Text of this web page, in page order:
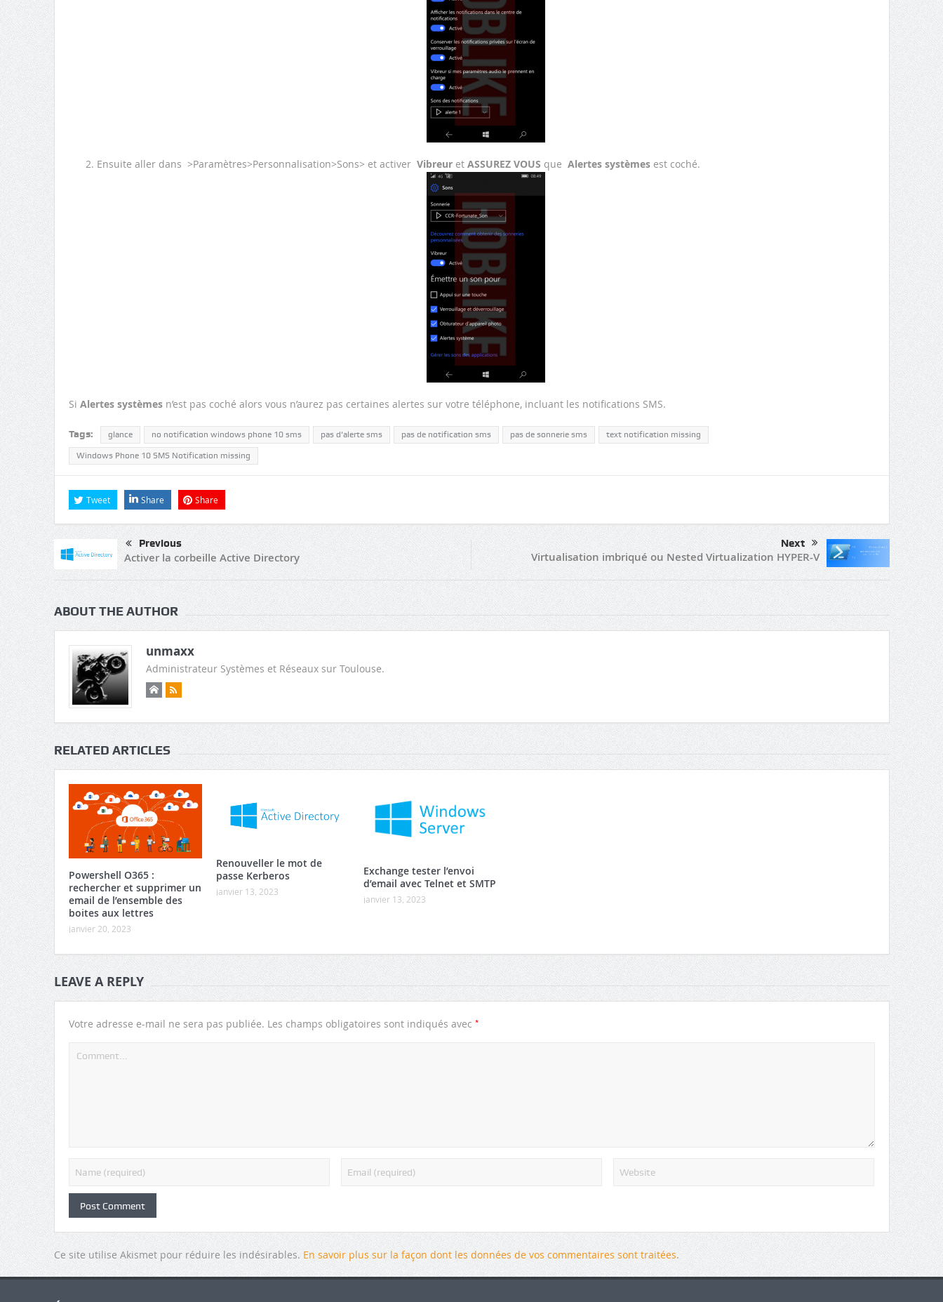
Ensuite aller dans >Paramètres>Personnalisation>Sons> et activer Vibreuret ASSUREZ VOUS que Alertes systèmesest coché.
Si Alertes systèmesn’est pas coché alors vous n’aurez pas certaines alertes sur votre téléphone, incluant les notifications SMS.
Tags: glance no notification windows phone 10 sms pas d'alerte sms pas de notification sms pas de sonnerie sms text notification missing
Windows Phone 10 SMS Notification missing
Tweet Share Share
Previous
Activer la corbeille Active Directory
Next
Virtualisation imbriqué ou Nested Virtualization HYPER-V
ABOUT THE AUTHOR
unmaxx
Administrateur Systèmes et Réseaux sur Toulouse.
RELATED ARTICLES
Powershell O365 :
rechercher et supprimer un
email de l’ensemble des
boites aux lettres
janvier 20, 2023
Renouveller le mot de
passe Kerberos
janvier 13, 2023
Exchange tester l’envoi
d’email avec Telnet et SMTP
janvier 13, 2023
LEAVE A REPLY
Votre adresse e-mail ne sera pas publiée. Les champs obligatoires sont indiqués avec *
Ce site utilise Akismet pour réduire les indésirables.En savoir plus sur la façon dont les données de vos commentaires sont traitées.